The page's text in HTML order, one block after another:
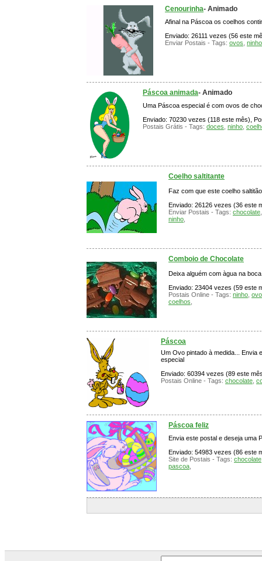
Cenourinha- Animado
Afinal na Páscoa os coelhos
Enviado: 26111 vezes (56 este
Enviar Postais - Tags: ovos ninho
Páscoa animada- Animado
Uma Páscoa especial é com ovos de
Enviado: 70230 vezes (118 este mês),
Postais Grátis - Tags: doces ninho
Coelho saltitante
Faz com que este coelho
Enviado: 26126 vezes (36 este
Enviar Postais - Tags: chocolate
ninho
Comboio de Chocolate
Deixa alguém com àgua na
Enviado: 23404 vezes (59 este
Postais Online - Tags: ninho
coelhos
Páscoa
Um Ovo pintado à medida... Envia
especial
Enviado: 60394 vezes (89 este
Postais Online - Tags: chocolate
Páscoa feliz
Envia este postal e deseja uma
Enviado: 54983 vezes (86 este
Site de Postais - Tags: chocolate
pascoa